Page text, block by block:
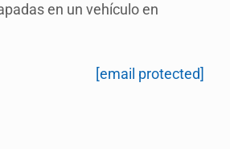
en un vehículo en
[email protected]